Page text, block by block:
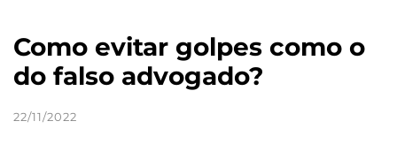
Como evitar golpes como o
do falso advogado?
22/11/2022